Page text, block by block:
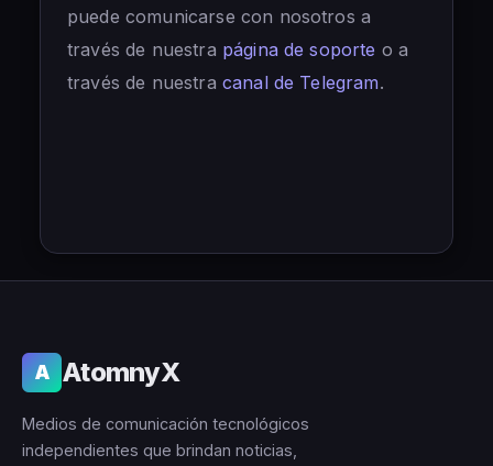
puede comunicarse con nosotros a
través de nuestra página de soporte o a
través de nuestra canal de Telegram.
A AtomnyX
Medios de comunicación tecnológicos
independientes que brindan noticias,